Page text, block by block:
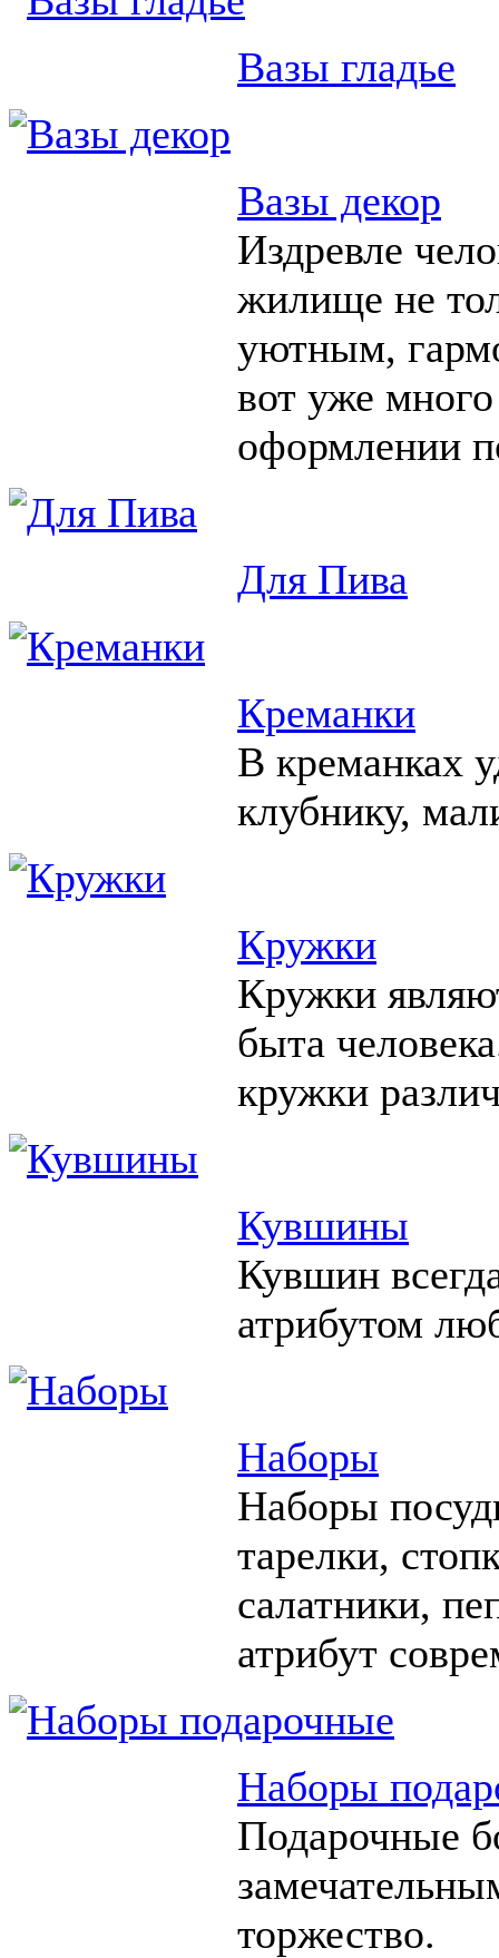
Вазы гладье
Вазы декор
Издревле
жилище не
уютным,
вот уже
оформлении
Для Пива
Креманки
В креманках
клубнику,
Кружки
Кружки
быта
кружки
Кувшины
Кувшин
атрибутом
Наборы
Наборы
тарелки,
салатники,
атрибут
Наборы
Подарочные
торжество.